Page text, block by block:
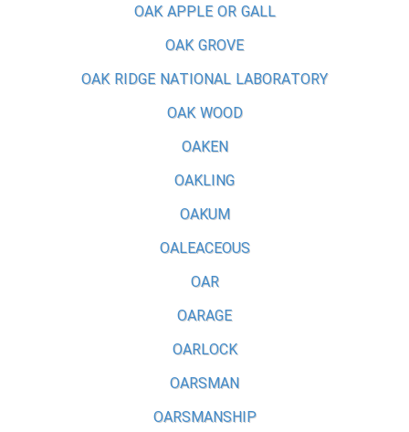
OAK APPLE OR GALL
OAK GROVE
OAK RIDGE NATIONAL LABORATORY
OAK WOOD
OAKEN
OAKLING
OAKUM
OALEACEOUS
OAR
OARAGE
OARLOCK
OARSMAN
OARSMANSHIP